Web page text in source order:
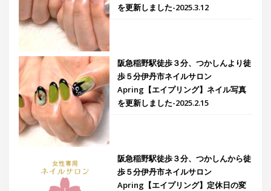
を更新しました-2025.3.12
阪急稲野駅徒歩３分、つかしんより徒
歩５分伊丹市ネイルサロン
Apring【エイプリング】ネイル写真
を更新しました-2025.2.15
阪急稲野駅徒歩３分、つかしんから徒
歩５分伊丹市ネイルサロン
Apring【エイプリング】定休日の変